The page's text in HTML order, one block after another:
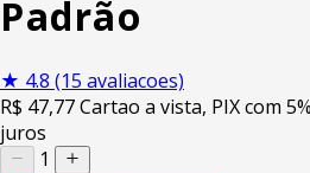
Padrão
★ 4.8 (15 avaliacoes)
R$ 47,77Cartao a vista, PIX com
juros
1